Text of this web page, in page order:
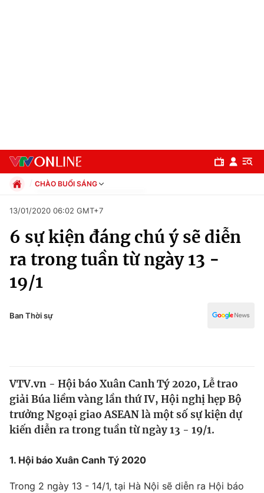
Chuyên mục
Chính trị
Thế giới
Tin tức
Tài chính
Thị trường
CHÀO BUỔI SÁNG
Xã hội
Pháp luật
Kinh tế
Thể thao
Truyền hình
Đời sống
13/01/2020 06:02 GMT+7
6 sự kiện đáng chú ý sẽ diễn
ra trong tuần từ ngày 13 -
19/1
Ban Thời sự
VTV.vn - Hội báo Xuân Canh Tý 2020, Lễ trao
giải Búa liềm vàng lần thứ IV, Hội nghị hẹp Bộ
trưởng Ngoại giao ASEAN là một số sự kiện dự
kiến diễn ra trong tuần từ ngày 13 - 19/1.
1. Hội báo Xuân Canh Tý 2020
Trong 2 ngày 13 - 14/1, tại Hà Nội sẽ diễn ra Hội báo